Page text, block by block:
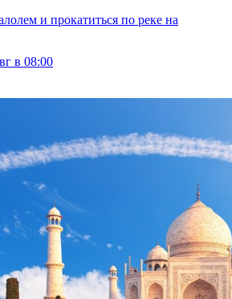
и прокатиться по реке на
в 08:00